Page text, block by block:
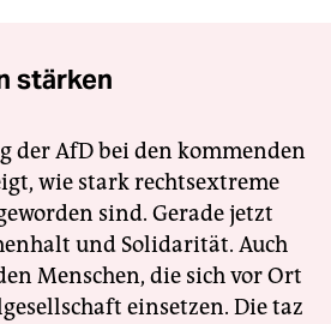
stärken
der AfD bei den kommenden
wie stark rechtsextreme
sind. Gerade jetzt
und Solidarität. Auch
Menschen, die sich vor Ort
einsetzen. Die taz